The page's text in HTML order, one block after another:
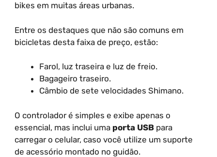
bikes em muitas áreas urbanas.
Entre os destaques que não são comuns em
bicicletas desta faixa de preço, estão:
Farol, luz traseira e luz de freio.
Bagageiro traseiro.
Câmbio de sete velocidades Shimano.
O controlador é simples e exibe apenas o
essencial, mas inclui uma porta USB para
carregar o celular, caso você utilize um suporte
de acessório montado no guidão.